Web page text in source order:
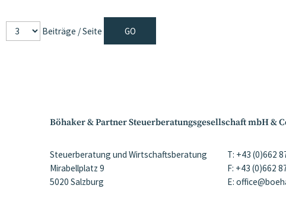
Beiträge / Seite
Böhaker & Partner Steuerberatungsgesellschaft mbH &
Steuerberatung und Wirtschaftsberatung
Mirabellplatz 9
5020 Salzburg
T: +43 (0)662
F: +43 (0)662
E: